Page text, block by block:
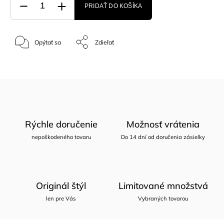
PRIDAŤ DO KOŠÍKA
Opýtať sa Zdieľať
Rýchle doručenie
nepoškodeného tovaru
Možnosť vrátenia
Do 14 dní od doručenia zásielky
Originál štýl
len pre Vás
Limitované množstvá
Vybraných tovarou